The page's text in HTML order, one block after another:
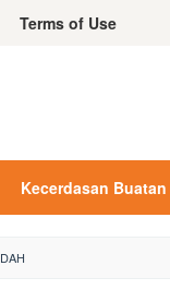
Terms of Use
Kecerdasan Buatan